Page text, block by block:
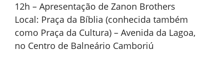
12h – Apresentação de Zanon Brothers
Local: Praça da Bíblia (conhecida também
como Praça da Cultura) – Avenida da Lagoa,
no Centro de Balneário Camboriú